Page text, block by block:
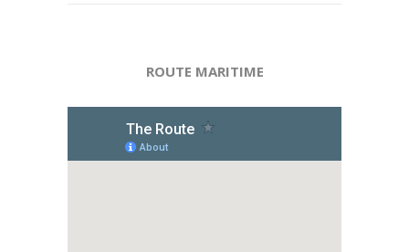
ROUTE MARITIME